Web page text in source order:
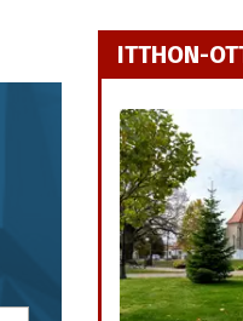
ITTHON-